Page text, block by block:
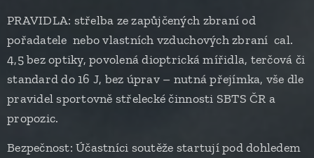
PRAVIDLA: střelba ze zapůjčených zbraní od
pořadatele nebo vlastních vzduchových zbraní cal.
4,5 bez optiky, povolená dioptrická mířidla, terčová či
standard do 16 J, bez úprav – nutná přejímka, vše dle
pravidel sportovně střelecké činnosti SBTS ČR a
propozic.
Bezpečnost: Účastníci soutěže startují pod dohledem